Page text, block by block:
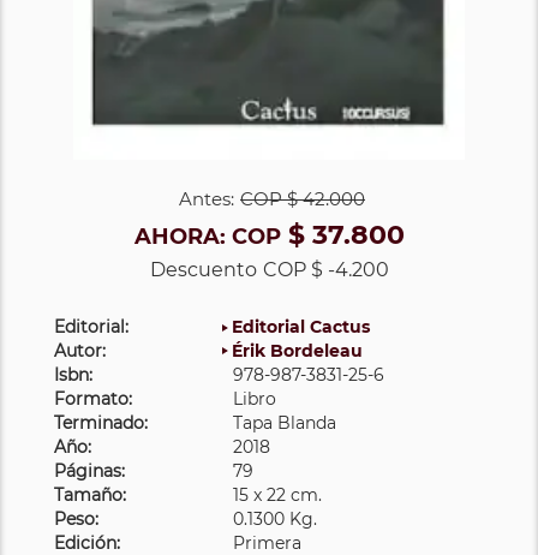
Antes: COP$ 42.000
AHORA: COP$ 37.800
Descuento COP $ -4.200
Editorial:
Editorial Cactus
Autor:
Érik Bordeleau
Isbn:
978-987-3831-25-6
Formato:
Libro
Terminado:
Tapa Blanda
Año:
2018
Páginas:
79
Tamaño:
15 x 22 cm.
Peso:
0.1300 Kg.
Edición:
Primera